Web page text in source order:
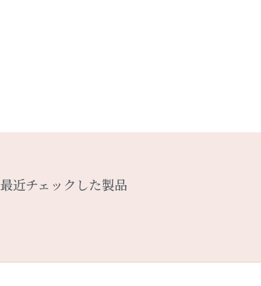
最近チェックした製品